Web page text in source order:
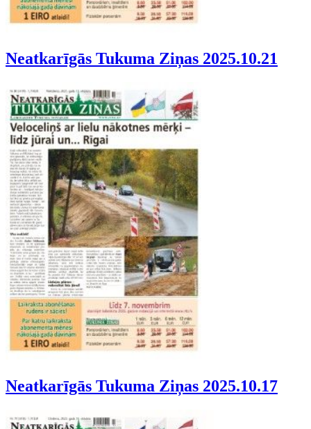
Neatkarīgās Tukuma Ziņas 2025.10.21
Neatkarīgās Tukuma Ziņas 2025.10.17